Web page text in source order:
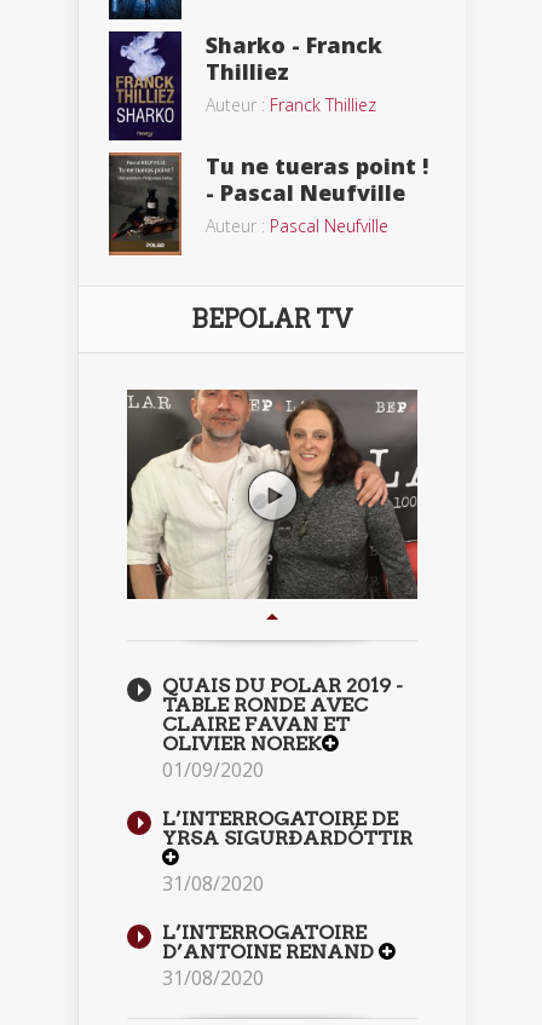
Sharko - Franck
Thilliez
Auteur : Franck Thilliez
Tu ne tueras point !
- Pascal Neufville
Auteur : Pascal Neufville
BEPOLAR TV
QUAIS DU POLAR 2019 -
TABLE RONDE AVEC
CLAIRE FAVAN ET
OLIVIER NOREK
01/09/2020
L’INTERROGATOIRE DE
YRSA SIGURÐARDÓTTIR
31/08/2020
L’INTERROGATOIRE
D’ANTOINE RENAND
31/08/2020